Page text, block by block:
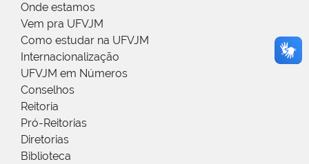
Onde estamos
Vem pra UFVJM
Como estudar na UFVJM
Internacionalização
UFVJM em Números
Conselhos
Reitoria
Pró-Reitorias
Diretorias
Biblioteca